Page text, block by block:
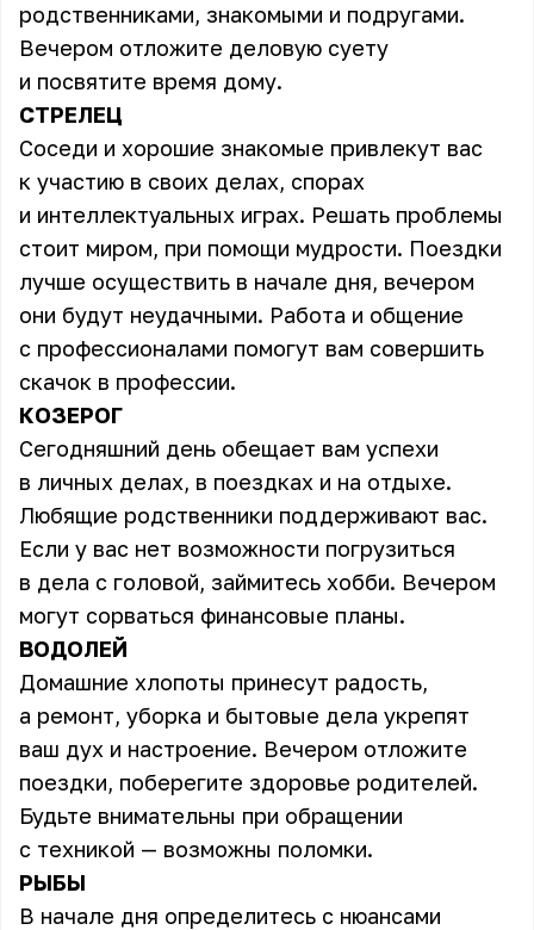
родственниками, знакомыми и подругами.
Вечером отложите деловую суету
и посвятите время дому.
СТРЕЛЕЦ
Соседи и хорошие знакомые привлекут вас
к участию в своих делах, спорах
и интеллектуальных играх. Решать проблемы
стоит миром, при помощи мудрости. Поездки
лучше осуществить в начале дня, вечером
они будут неудачными. Работа и общение
с профессионалами помогут вам совершить
скачок в профессии.
КОЗЕРОГ
Сегодняшний день обещает вам успехи
в личных делах, в поездках и на отдыхе.
Любящие родственники поддерживают вас.
Если у вас нет возможности погрузиться
в дела с головой, займитесь хобби. Вечером
могут сорваться финансовые планы.
ВОДОЛЕЙ
Домашние хлопоты принесут радость,
а ремонт, уборка и бытовые дела укрепят
ваш дух и настроение. Вечером отложите
поездки, поберегите здоровье родителей.
Будьте внимательны при обращении
с техникой — возможны поломки.
РЫБЫ
В начале дня определитесь с нюансами